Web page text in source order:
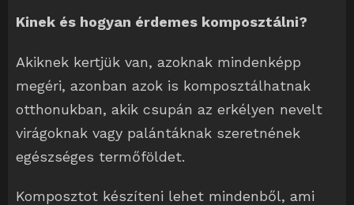
Kinek és hogyan érdemes komposztálni?
Akiknek kertjük van, azoknak mindenképp
megéri, azonban azok is komposztálhatnak
otthonukban, akik csupán az erkélyen nevelt
virágoknak vagy palántáknak szeretnének
egészséges termőföldet.
Komposztot készíteni lehet mindenből, ami